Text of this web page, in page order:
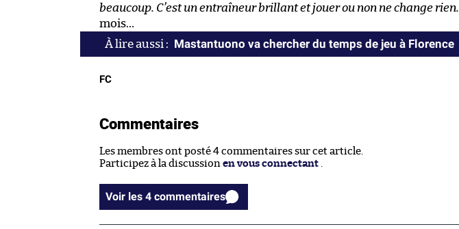
beaucoup. C’est un entraîneur brillant et jouer ou non ne change rien.
mois…
Mastantuono va chercher du temps de jeu à Florence
FC
Commentaires
Les membres ont posté 4 commentaires sur cet article.
Participez à la discussion en vous connectant .
Voir les 4 commentaires